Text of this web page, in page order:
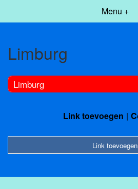
Menu +
Limburg
Limburg
Link toevoegen
Link toevoegen